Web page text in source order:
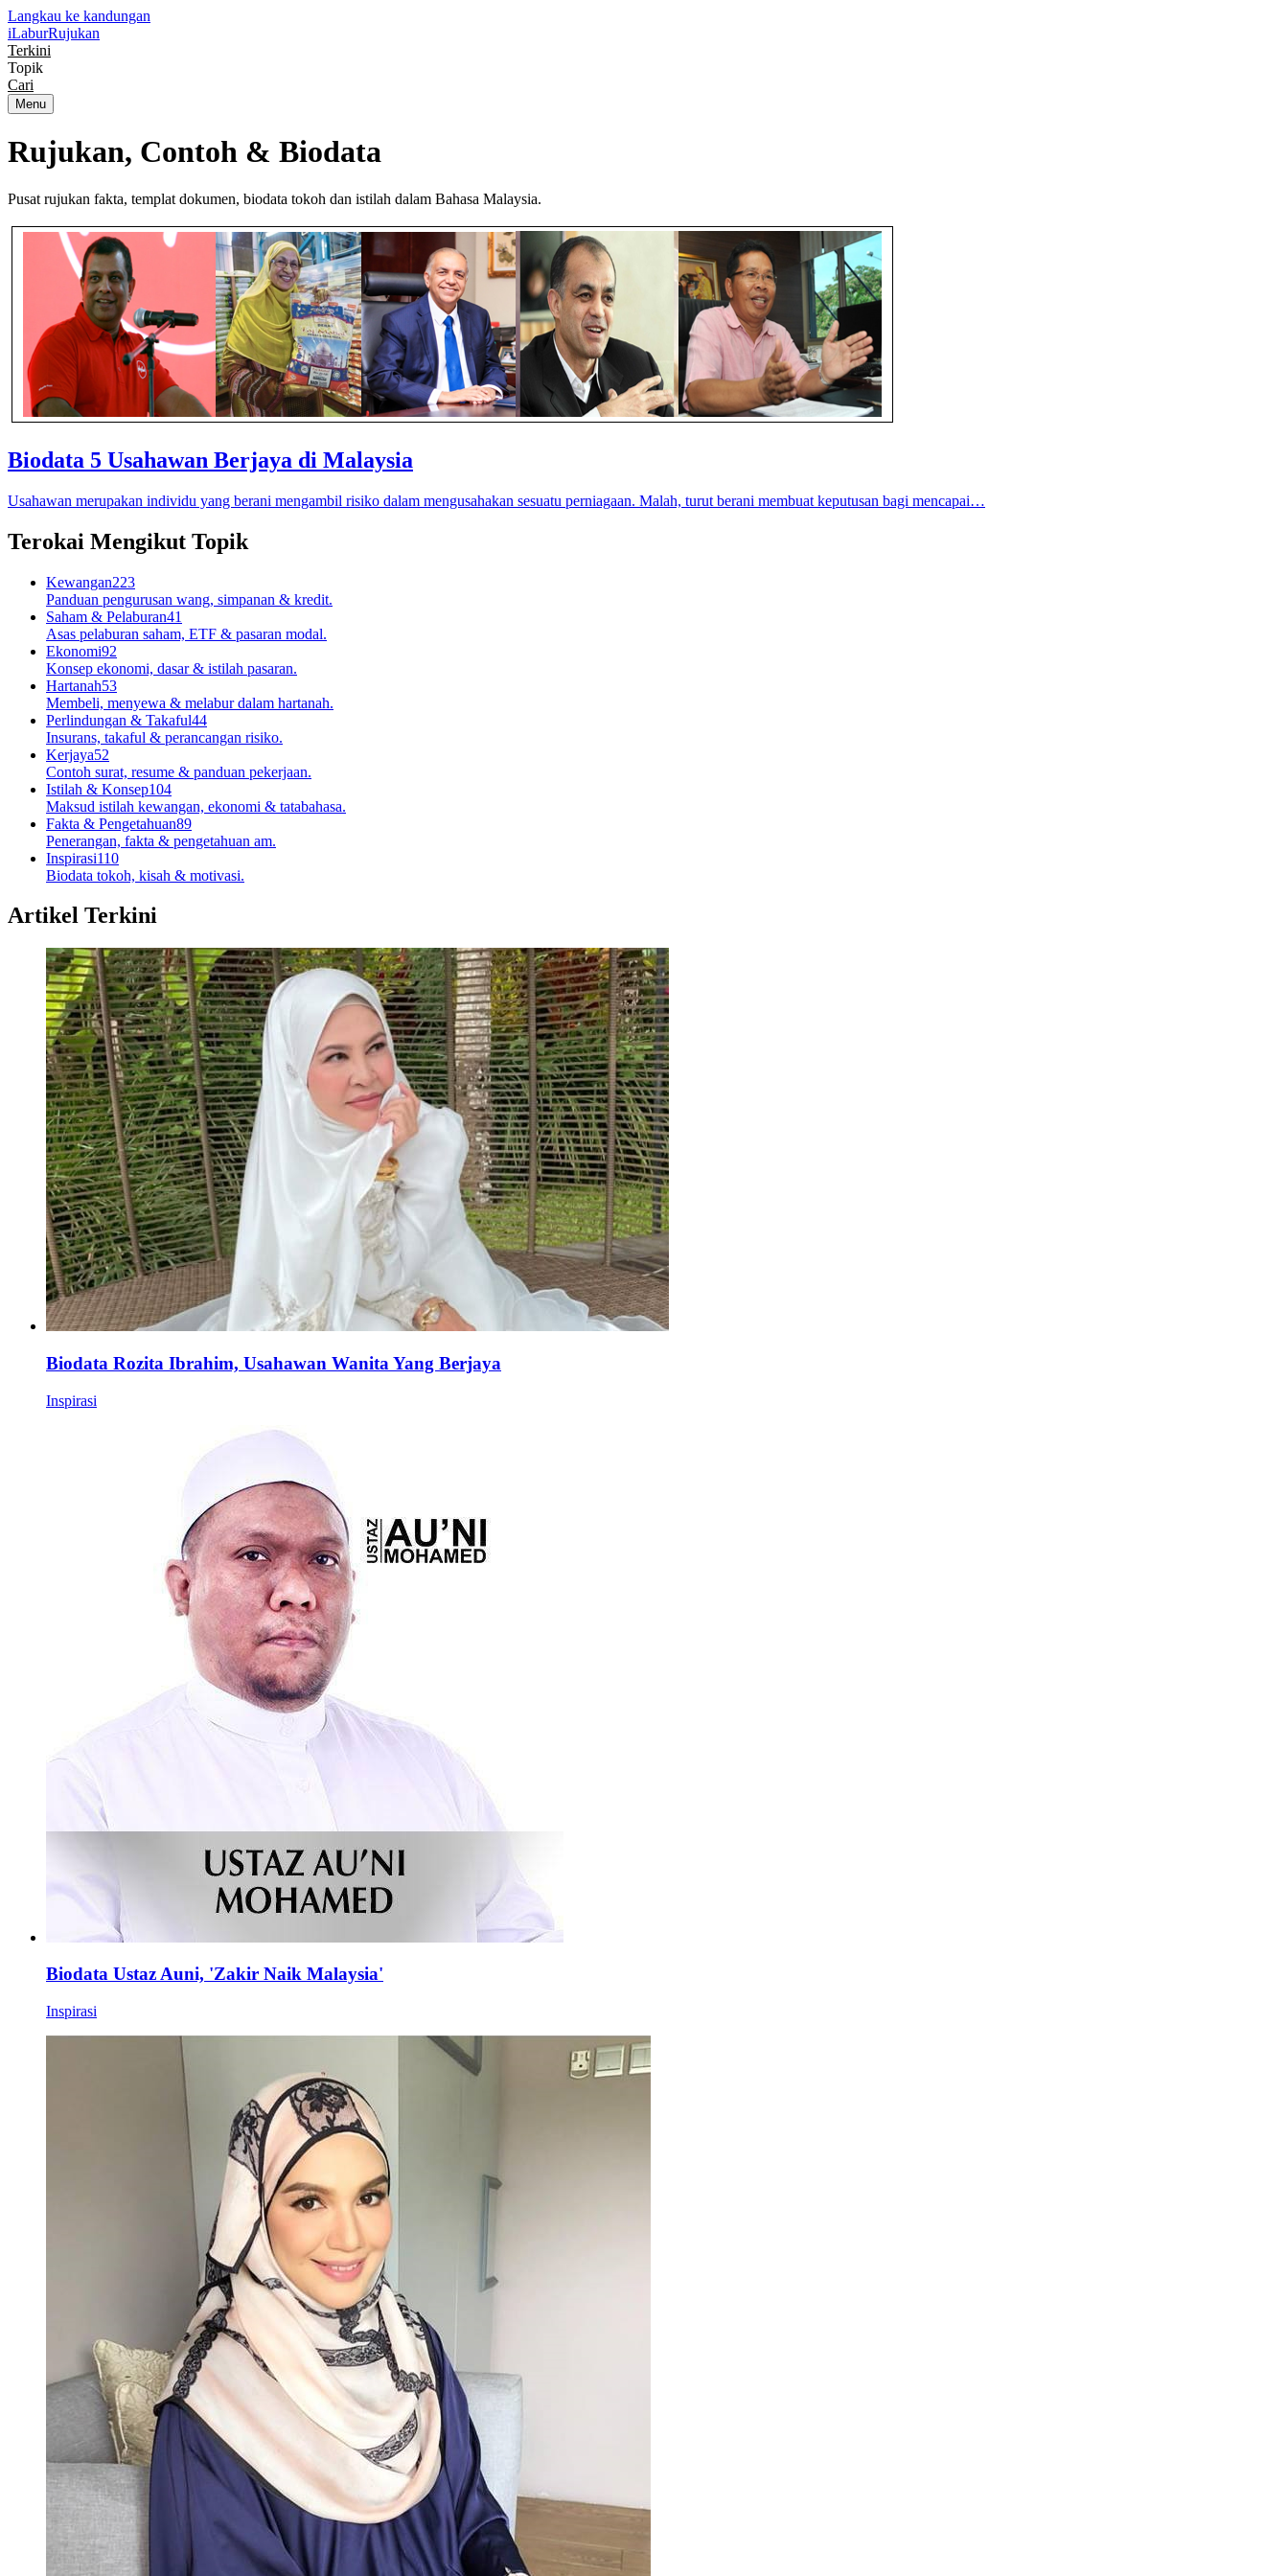
Langkau ke kandungan
iLaburRujukan
Terkini
Topik
Cari
Menu
Rujukan, Contoh & Biodata
Pusat rujukan fakta, templat dokumen, biodata tokoh dan istilah dalam Bahasa Malaysia.
Biodata 5 Usahawan Berjaya di Malaysia
Usahawan merupakan individu yang berani mengambil risiko dalam mengusahakan sesuatu perniagaan. Malah, turut berani membuat keputusan bagi mencapai…
Terokai Mengikut Topik
Kewangan223
Panduan pengurusan wang, simpanan & kredit.
Saham & Pelaburan41
Asas pelaburan saham, ETF & pasaran modal.
Ekonomi92
Konsep ekonomi, dasar & istilah pasaran.
Hartanah53
Membeli, menyewa & melabur dalam hartanah.
Perlindungan & Takaful44
Insurans, takaful & perancangan risiko.
Kerjaya52
Contoh surat, resume & panduan pekerjaan.
Istilah & Konsep104
Maksud istilah kewangan, ekonomi & tatabahasa.
Fakta & Pengetahuan89
Penerangan, fakta & pengetahuan am.
Inspirasi110
Biodata tokoh, kisah & motivasi.
Artikel Terkini
Biodata Rozita Ibrahim, Usahawan Wanita Yang Berjaya
Inspirasi
Biodata Ustaz Auni, 'Zakir Naik Malaysia'
Inspirasi